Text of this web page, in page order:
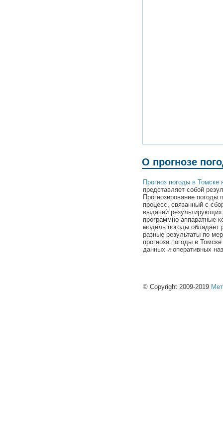
О прогнозе
Прогноз погоды в Томске
представляет собой
Прогнозирование погоды
процесс, связанный с
выдачей
программно-аппаратные
модель погоды обладает
разные результаты по
прогноза погоды в
данных и оперативных
© Copyright 2009-2019